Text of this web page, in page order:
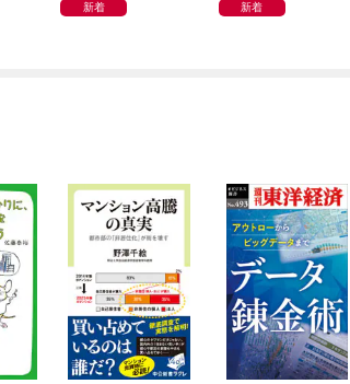
新着 新着